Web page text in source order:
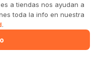
Entrar
a tiendas nos ayudan a
toda la info en nuestra
.